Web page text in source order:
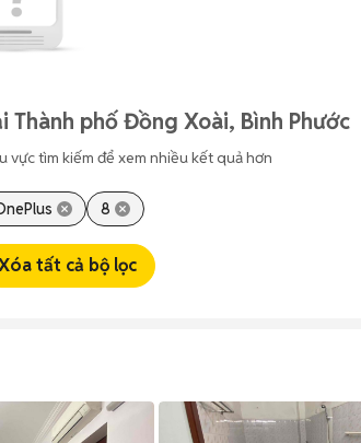
phố Đồng Xoài, Bình Phước
tìm kiếm để xem nhiều kết quả hơn
8
tất cả bộ lọc